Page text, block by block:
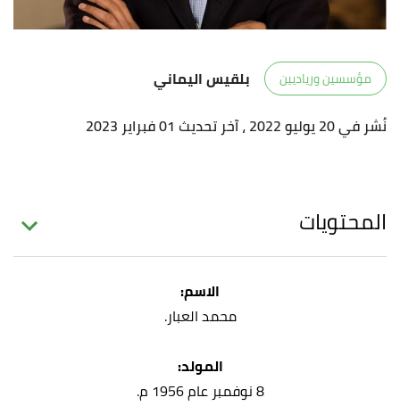
مؤسسين ورياديين
بلقيس اليماني
نُشر في 20 يوليو 2022
، آخر تحديث 01 فبراير 2023
المحتويات
الاسم:
محمد العبار.
المولد:
8 نوفمبر عام 1956 م.